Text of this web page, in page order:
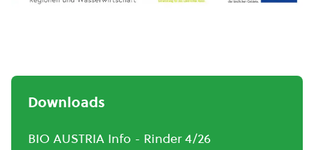
Downloads
BIO AUSTRIA Info - Rinder 4/26